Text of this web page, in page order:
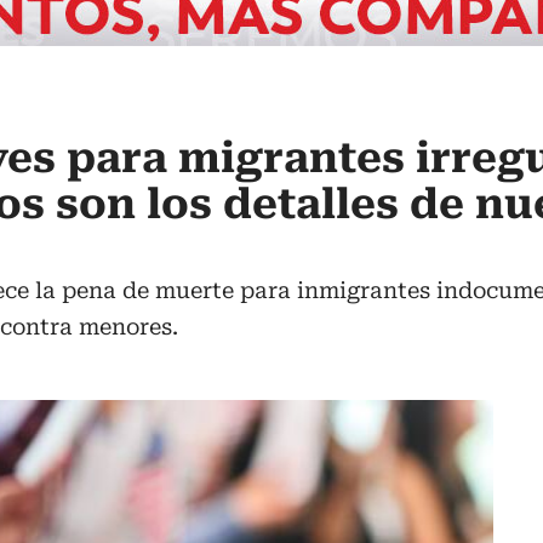
para migrantes
son los detalles de
la pena de muerte para inmigrantes
menores.